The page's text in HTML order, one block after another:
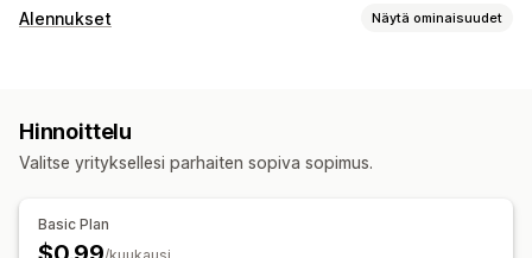
Alennukset Näytä ominaisuudet
Ilmainen toimitus
Hinnoittelu
Valitse yrityksellesi parhaiten sopiva sopimus.
Basic Plan